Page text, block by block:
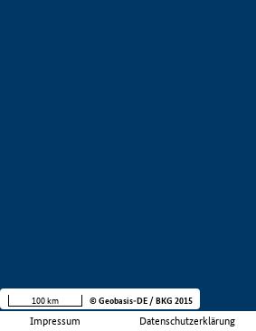
Impressum Datenschutzerklärung
100 km © Geobasis-DE / BKG 2015